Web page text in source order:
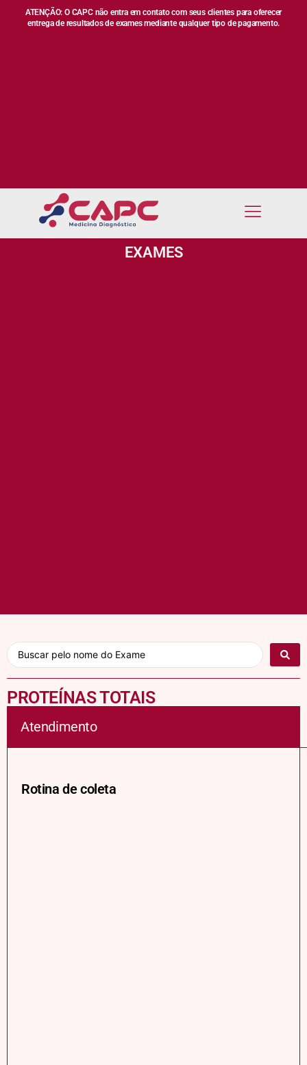
ATENÇÃO: O CAPC não entra em contato com seus clientes para oferecer
entrega de resultados de exames mediante qualquer tipo de pagamento.
EXAMES
PROTEÍNAS TOTAIS
Atendimento
Rotina de coleta